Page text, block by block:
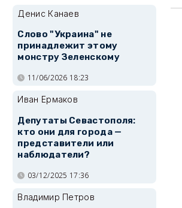
Денис Канаев
Слово "Украина" не
принадлежит этому
монстру Зеленскому
11/06/2026 18:23
Иван Ермаков
Депутаты Севастополя:
кто они для города —
представители или
наблюдатели?
03/12/2025 17:36
Владимир Петров